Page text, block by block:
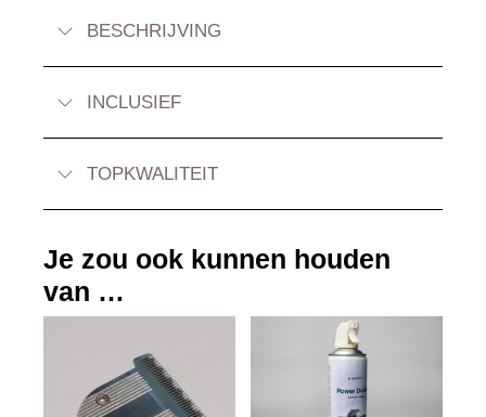
BESCHRIJVING
INCLUSIEF
TOPKWALITEIT
Je zou ook kunnen houden
van …